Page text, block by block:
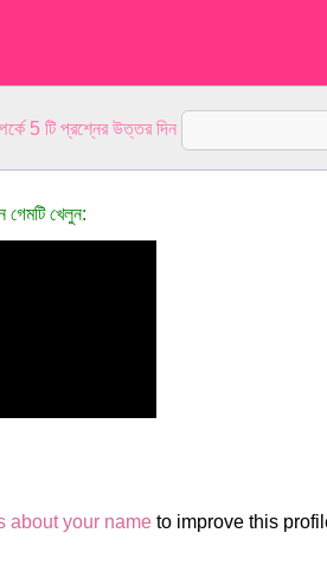
5 টি প্রশ্নের উত্তর দিন
গেমটি খেলুন:
about your nameto improve this